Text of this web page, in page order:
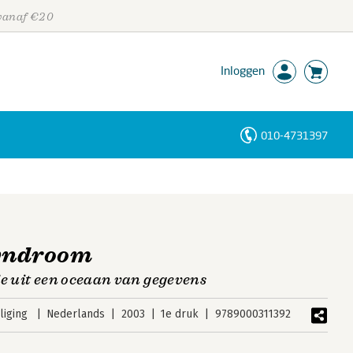
€20
Inloggen
010-4731397
een oceaan van gegevens
Nederlands 2003 1e druk 9789000311392
Personen